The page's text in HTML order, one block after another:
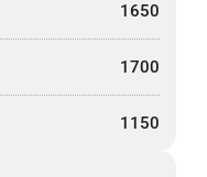
1650
1700
1150